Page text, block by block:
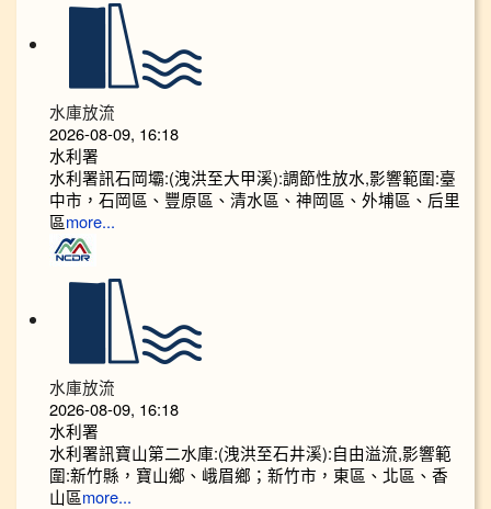
水庫放流
2026-08-09, 16:18
水利署
水利署訊石岡壩:(洩洪至大甲溪):調節性放水,影響範圍:臺
中市，石岡區、豐原區、清水區、神岡區、外埔區、后里
區more...
水庫放流
2026-08-09, 16:18
水利署
水利署訊寶山第二水庫:(洩洪至石井溪):自由溢流,影響範
圍:新竹縣，寶山鄉、峨眉鄉；新竹市，東區、北區、香
山區more...